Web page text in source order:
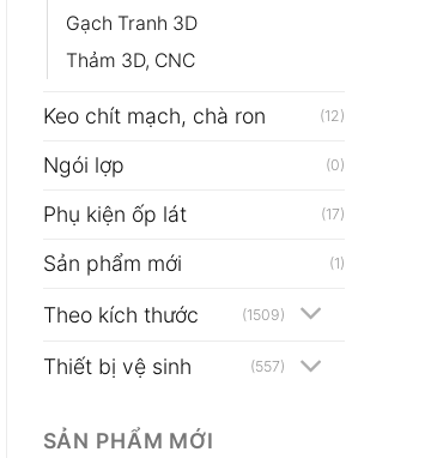
Gạch Tranh 3D
Thảm 3D, CNC
Keo chít mạch, chà ron (12)
Ngói lợp (0)
Phụ kiện ốp lát (17)
Sản phẩm mới (1)
Theo kích thước (1509)
Thiết bị vệ sinh (557)
SẢN PHẨM MỚI